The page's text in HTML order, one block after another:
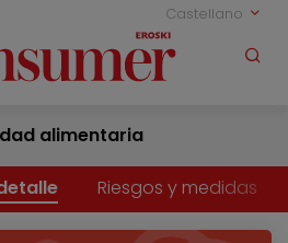
Castellano
alimentaria
Riesgos y medidas